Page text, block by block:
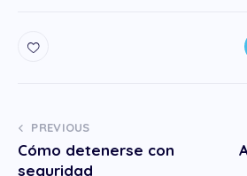
PREVIOUS
Cómo detenerse con
seguridad